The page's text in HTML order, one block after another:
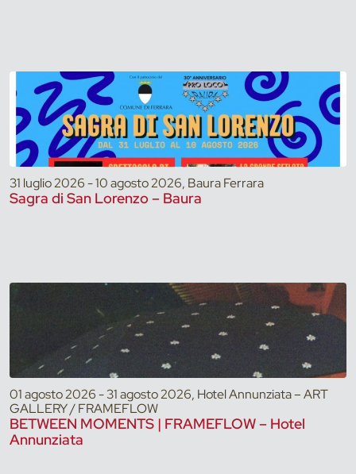
31 luglio 2026 - 10 agosto 2026, Baura Ferrara
Sagra di San Lorenzo – Baura
01 agosto 2026 - 31 agosto 2026, Hotel Annunziata – ART
GALLERY / FRAMEFLOW
BETWEEN MOMENTS | FRAMEFLOW – Hotel
Annunziata